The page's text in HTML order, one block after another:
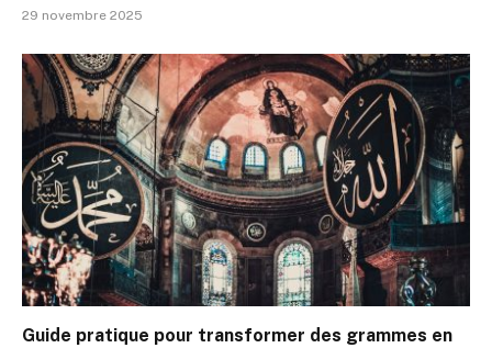
29 novembre 2025
Guide pratique pour transformer des grammes en